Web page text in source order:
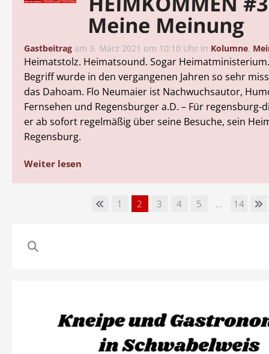
Meine Meinung
Gastbeitrag am 3. März 2021 um 10:10 Uhr in Kolumne,
Heimatstolz. Heimatsound. Sogar
Begriff wurde in den vergangenen Jahren so sehr
das Dahoam. Flo Neumaier ist Nachwuchsautor,
Fernsehen und Regensburger a.D. – Für regensburg-
er ab sofort regelmäßig über seine Besuche, sein
Regensburg.
Weiter lesen
1 2 3 4 5 ... 14